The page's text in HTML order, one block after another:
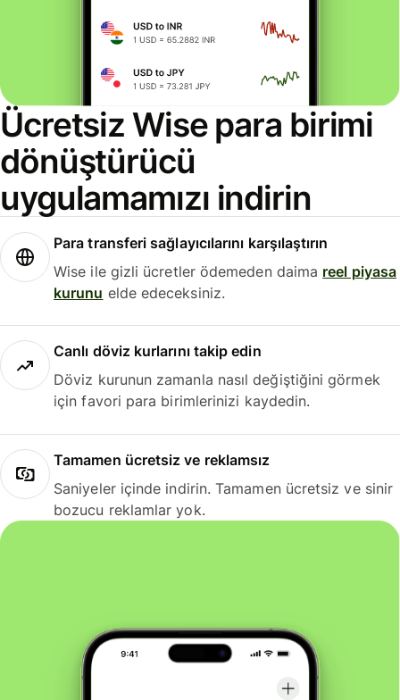
Ücretsiz Wise para birimi
dönüştürücü
uygulamamızı indirin
Para transferi sağlayıcılarını karşılaştırın
Wise ile gizli ücretler ödemeden daima reel piyasa
kurunu elde edeceksiniz.
Canlı döviz kurlarını takip edin
Döviz kurunun zamanla nasıl değiştiğini görmek
için favori para birimlerinizi kaydedin.
Tamamen ücretsiz ve reklamsız
Saniyeler içinde indirin. Tamamen ücretsiz ve sinir
bozucu reklamlar yok.